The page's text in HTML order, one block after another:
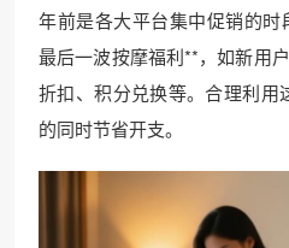
年前是各大平台集中促销的
最后一波按摩福利**，如新用
折扣、积分兑换等。合理利用
的同时节省开支。